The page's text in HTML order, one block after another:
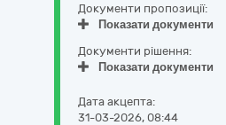
Документи пропозиції:
Показати документи
Документи рішення:
Показати документи
Дата акцепта:
31-03-2026, 08:44